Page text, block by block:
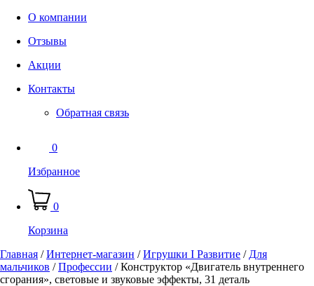
О компании
Отзывы
Акции
Контакты
Обратная связь
0
Избранное
0
Корзина
Главная /Интернет-магазин /Игрушки I Развитие / Для
мальчиков /Профессии /Конструктор «Двигатель внутреннего
сгорания», световые и звуковые эффекты, 31 деталь